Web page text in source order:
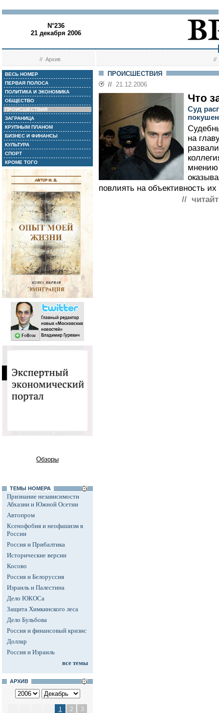
N°236
21 декабря 2006
//Архив //
ВЕСЬ НОМЕР
ПЕРВАЯ ПОЛОСА
ПОЛИТИКА И ЭКОНОМИКА
ОБЩЕСТВО
ПРОИСШЕСТВИЯ
ЗАГРАНИЦА
КРУПНЫМ ПЛАНОМ
БИЗНЕС И ФИНАНСЫ
КУЛЬТУРА
СПОРТ
КРОМЕ ТОГО
Обзоры
ТЕМЫ НОМЕРА
Признание независимости
Абхазии и Южной Осетии
Автопром
Ксенофобия и неофашизм в
России
Россия и Прибалтика
Исторические версии
Косово
Россия и Белоруссия
Израиль и Палестина
Дело ЮКОСа
Защита Химкинского леса
Дело Бульбова
Россия и финансовый кризис
Доллар
Россия и Израиль
все темы
АРХИВ
1 2
3
ПРОИСШЕСТВИЯ
// 21.12.2006
Что
Суд
на
мнению
повлиять на объективность
//